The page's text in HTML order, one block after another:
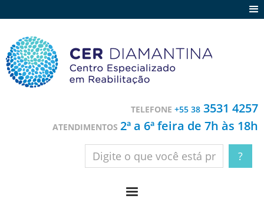
Contato
TELEFONE +55 38 3531 4257
ATENDIMENTOS 2ª a 6ª feira de 7h às 18h